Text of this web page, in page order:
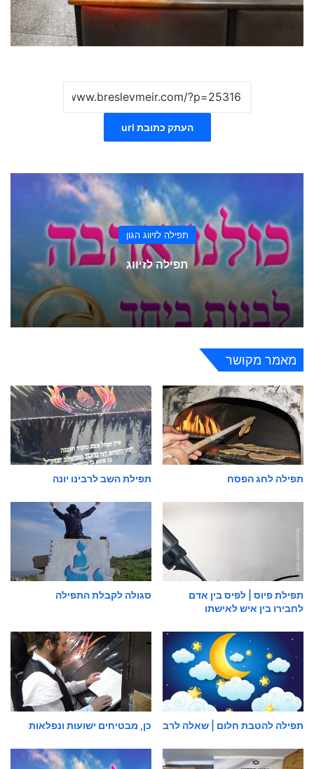
העתק כתובת url
תפילה לזיווג הגון
תפילה לזיווג
מאמר מקושר
תפילה לחג הפסח תפילת השב לרבינו יונה
תפילת פיוס | לפיס בין אדם
לחבירו בין איש לאישתו
סגולה לקבלת התפילה
תפילה להטבת חלום | שאלה לרב כן, מבטיחים ישועות ונפלאות